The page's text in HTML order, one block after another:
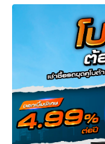
Tractor
Tractor implement
Combine Harvester
Rice Transplanter
Transplant Accessory
Diesel Engine
Power Tiller
Other products
Dealers
Machinery
Machinery
Seeding Center
Seeding Center
Corporate
About Us
Company History
Vision & Mission
Career
Career
New Update